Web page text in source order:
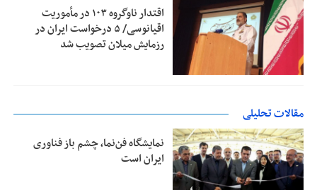
اقتدار ناوگروه ۱۰۳ در مأموریت‌
اقیانوسی/ ۵ درخواست ایران در
رزمایش میلان تصویب شد
مقالات تحلیلی
نمایشگاه فن‌نما، چشم باز فناوری
ایران است